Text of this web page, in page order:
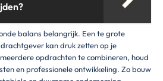
balans belangrijk. Een te grote
kan druk zetten op je
opdrachten te combineren, houd
en professionele ontwikkeling. Zo bouw